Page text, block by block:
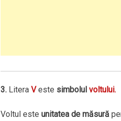
3.Litera V este simbolul voltului.
Voltul este unitatea de măsură